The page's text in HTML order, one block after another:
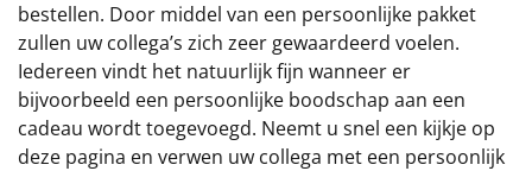
Alle kerstpakketten 2026
Thema
Origineel
bestellen. Door middel van een persoonlijke pakket
zullen uw collega’s zich zeer gewaardeerd voelen.
Iedereen vindt het natuurlijk fijn wanneer er
bijvoorbeeld een persoonlijke boodschap aan een
cadeau wordt toegevoegd. Neemt u snel een kijkje op
deze pagina en verwen uw collega met een persoonlijk